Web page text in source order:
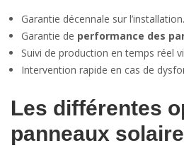
Garantie décennale sur l’installation.
Garantie de performance des
Suivi de production en temps réel
Intervention rapide en cas de
Les différentes
panneaux